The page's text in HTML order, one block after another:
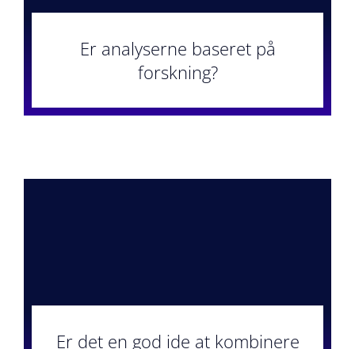
Er analyserne baseret på
forskning?
Er det en god ide at kombinere